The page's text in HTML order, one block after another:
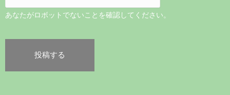
あなたがロボットでないことを確認してください。